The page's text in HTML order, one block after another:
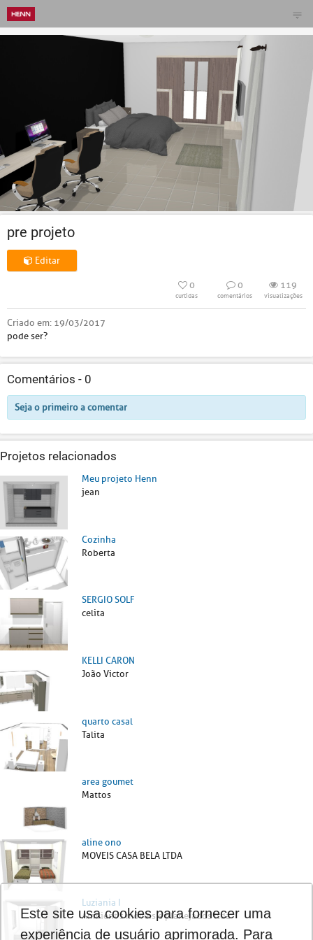
pre projeto
Editar
0
curtidas
0
comentários
119
visualizações
Criado em: 19/03/2017
pode ser?
Comentários - 0
Seja o primeiro a comentar
Projetos relacionados
Meu projeto Henn
jean
Cozinha
Roberta
SERGIO SOLF
celita
KELLI CARON
João Victor
quarto casal
Talita
area goumet
Mattos
aline ono
MOVEIS CASA BELA LTDA
Luziania I
Ambient's móveis e planejados ltda
Este site usa cookies para fornecer uma
experiência de usuário aprimorada. Para